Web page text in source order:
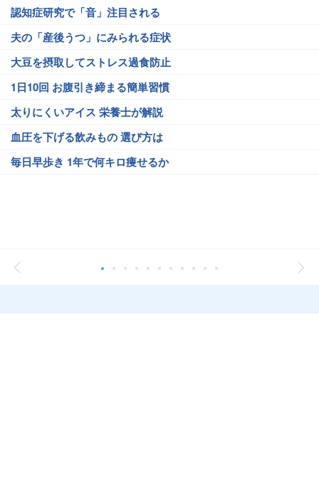
認知症研究で「音」注目される
夫の「産後うつ」にみられる症状
大豆を摂取してストレス過食防止
1日10回 お腹引き締まる簡単習慣
太りにくいアイス 栄養士が解説
血圧を下げる飲みもの 選び方は
毎日早歩き 1年で何キロ痩せるか